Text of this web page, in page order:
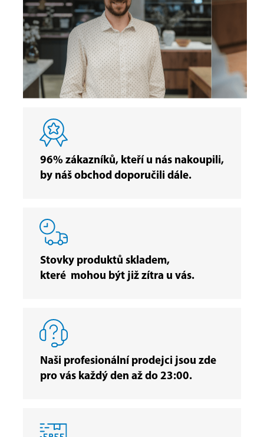
96% zákazníků, kteří u nás nakoupili,
by náš obchod doporučili dále.
Stovky produktů skladem,
které mohou být již zítra u vás.
Naši profesionální prodejci jsou zde
pro vás každý den až do 23:00.